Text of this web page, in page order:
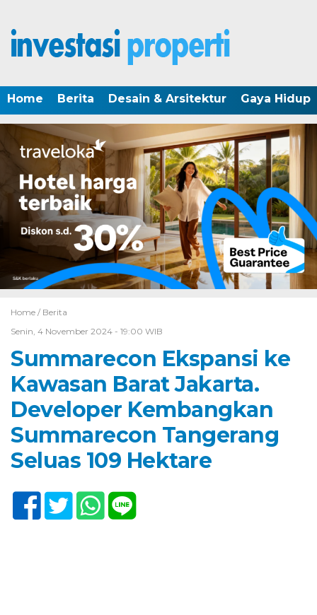
Home Berita Desain & Arsitektur Gaya Hidup
Home / Berita
Senin, 4 November 2024 - 19:00 WIB
Summarecon Ekspansi ke
Kawasan Barat Jakarta.
Developer Kembangkan
Summarecon Tangerang
Seluas 109 Hektare